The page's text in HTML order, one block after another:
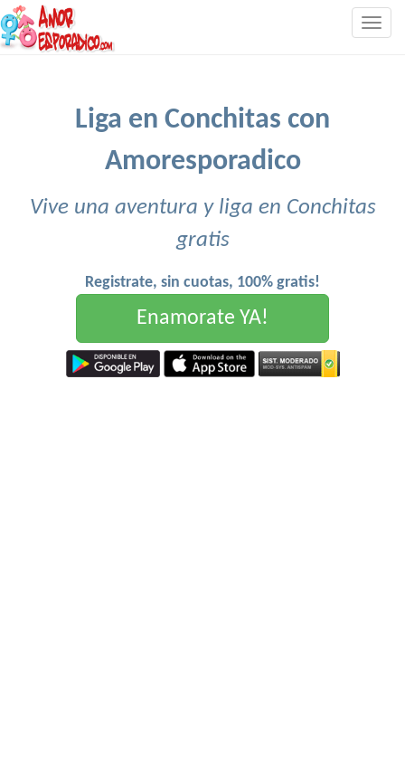
Liga en Conchitas con
Amoresporadico
Vive una aventura y liga en Conchitas
gratis
Registrate, sin cuotas, 100% gratis!
Enamorate YA!